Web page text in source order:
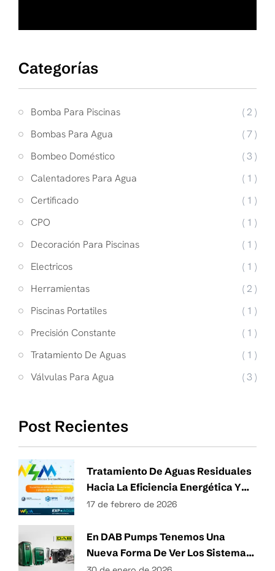
Categorías
Bomba Para Piscinas
( 2 )
Bombas Para Agua
( 7 )
Bombeo Doméstico
( 3 )
Calentadores Para Agua
( 1 )
Certificado
( 1 )
CPO
( 1 )
Decoración Para Piscinas
( 1 )
Electricos
( 1 )
Herramientas
( 2 )
Piscinas Portatiles
( 1 )
Precisión Constante
( 1 )
Tratamiento De Aguas
( 1 )
Válvulas Para Agua
( 3 )
Post Recientes
Tratamiento De Aguas Residuales
Hacia La Eficiencia Energética Y
Técnicas Sostenibles De Gestión
17 de febrero de 2026
En DAB Pumps Tenemos Una
Nueva Forma De Ver Los Sistemas
Hidráulicos.